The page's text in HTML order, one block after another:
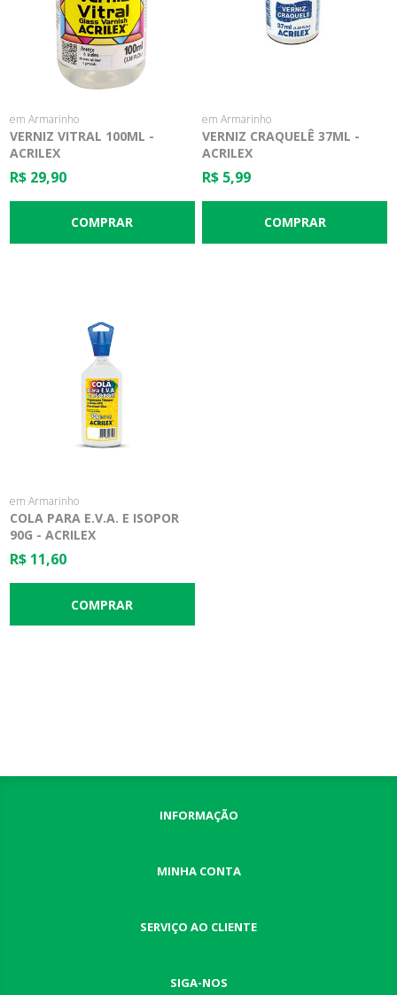
em Armarinho
VERNIZ VITRAL 100ML -
ACRILEX
R$ 29,90
em Armarinho
VERNIZ CRAQUELÊ 37ML -
ACRILEX
R$ 5,99
em Armarinho
COLA PARA E.V.A. E ISOPOR
90G - ACRILEX
R$ 11,60
INFORMAÇÃO
MINHA CONTA
SERVIÇO AO CLIENTE
SIGA-NOS